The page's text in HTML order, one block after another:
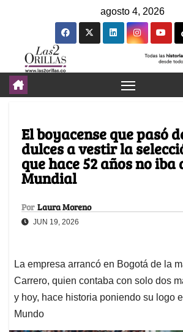
agosto 4, 2026
El boyacense que pasó
dulces a vestir la
que hace 52 años no iba
Mundial
Por Laura Moreno
JUN 19, 2026
La empresa arrancó en Bogotá de la
Carrero, quien contaba con solo dos
y hoy, hace historia poniendo su logo
Mundo